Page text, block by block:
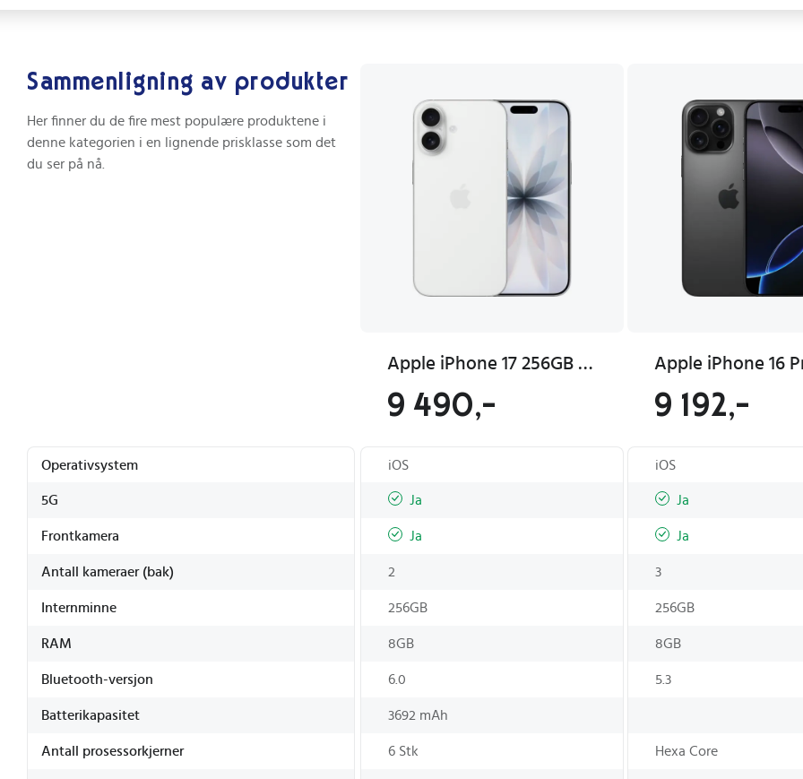
Sammenligning av produkter
Her finner du de fire mest populære produktene i
denne kategorien i en lignende prisklasse som det
du ser på nå.
Apple iPhone 17 256GB Hvit 5G Smarttelefon med 6.3" OLED-skjerm
9 490,- 9 192,-
Operativsystem iOS iOS
5G Ja Ja
Frontkamera Ja Ja
Antall kameraer (bak) 2 3
Internminne 256GB 256GB
RAM 8GB 8GB
Bluetooth-versjon 6.0 5.3
Batterikapasitet 3692 mAh
Antall prosessorkjerner 6 Stk Hexa Core